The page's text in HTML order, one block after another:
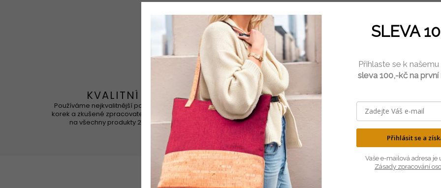
KVALITNÍ
Používáme nejkvalitnější portugalský
korek a zkušené zpracovatele. Záruka
na všechny produkty 2 roky
LEHKÝ
Korek je neuvěřitelně lehký, ale velmi
odolný materiál.
Korek pochází z kůry dubu
100% přírodní a
SOUVISEJÍCÍ PRODUKTY
SLEVA
Přihlaste se k
sleva 100,-kč na první
Přihlásit se a
Vaše e-mailová adresa je
Zásady zpracování